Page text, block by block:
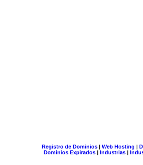
Registro de Dominios| Web Hosting |
Dominios Expirados | Industrias |